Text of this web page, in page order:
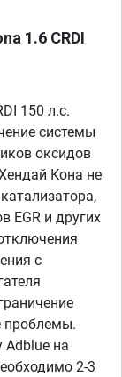
1.6 CRDI
150 л.с.
системы
оксидов
Кона не
EGR и других
с
проблемы.
на
2-3